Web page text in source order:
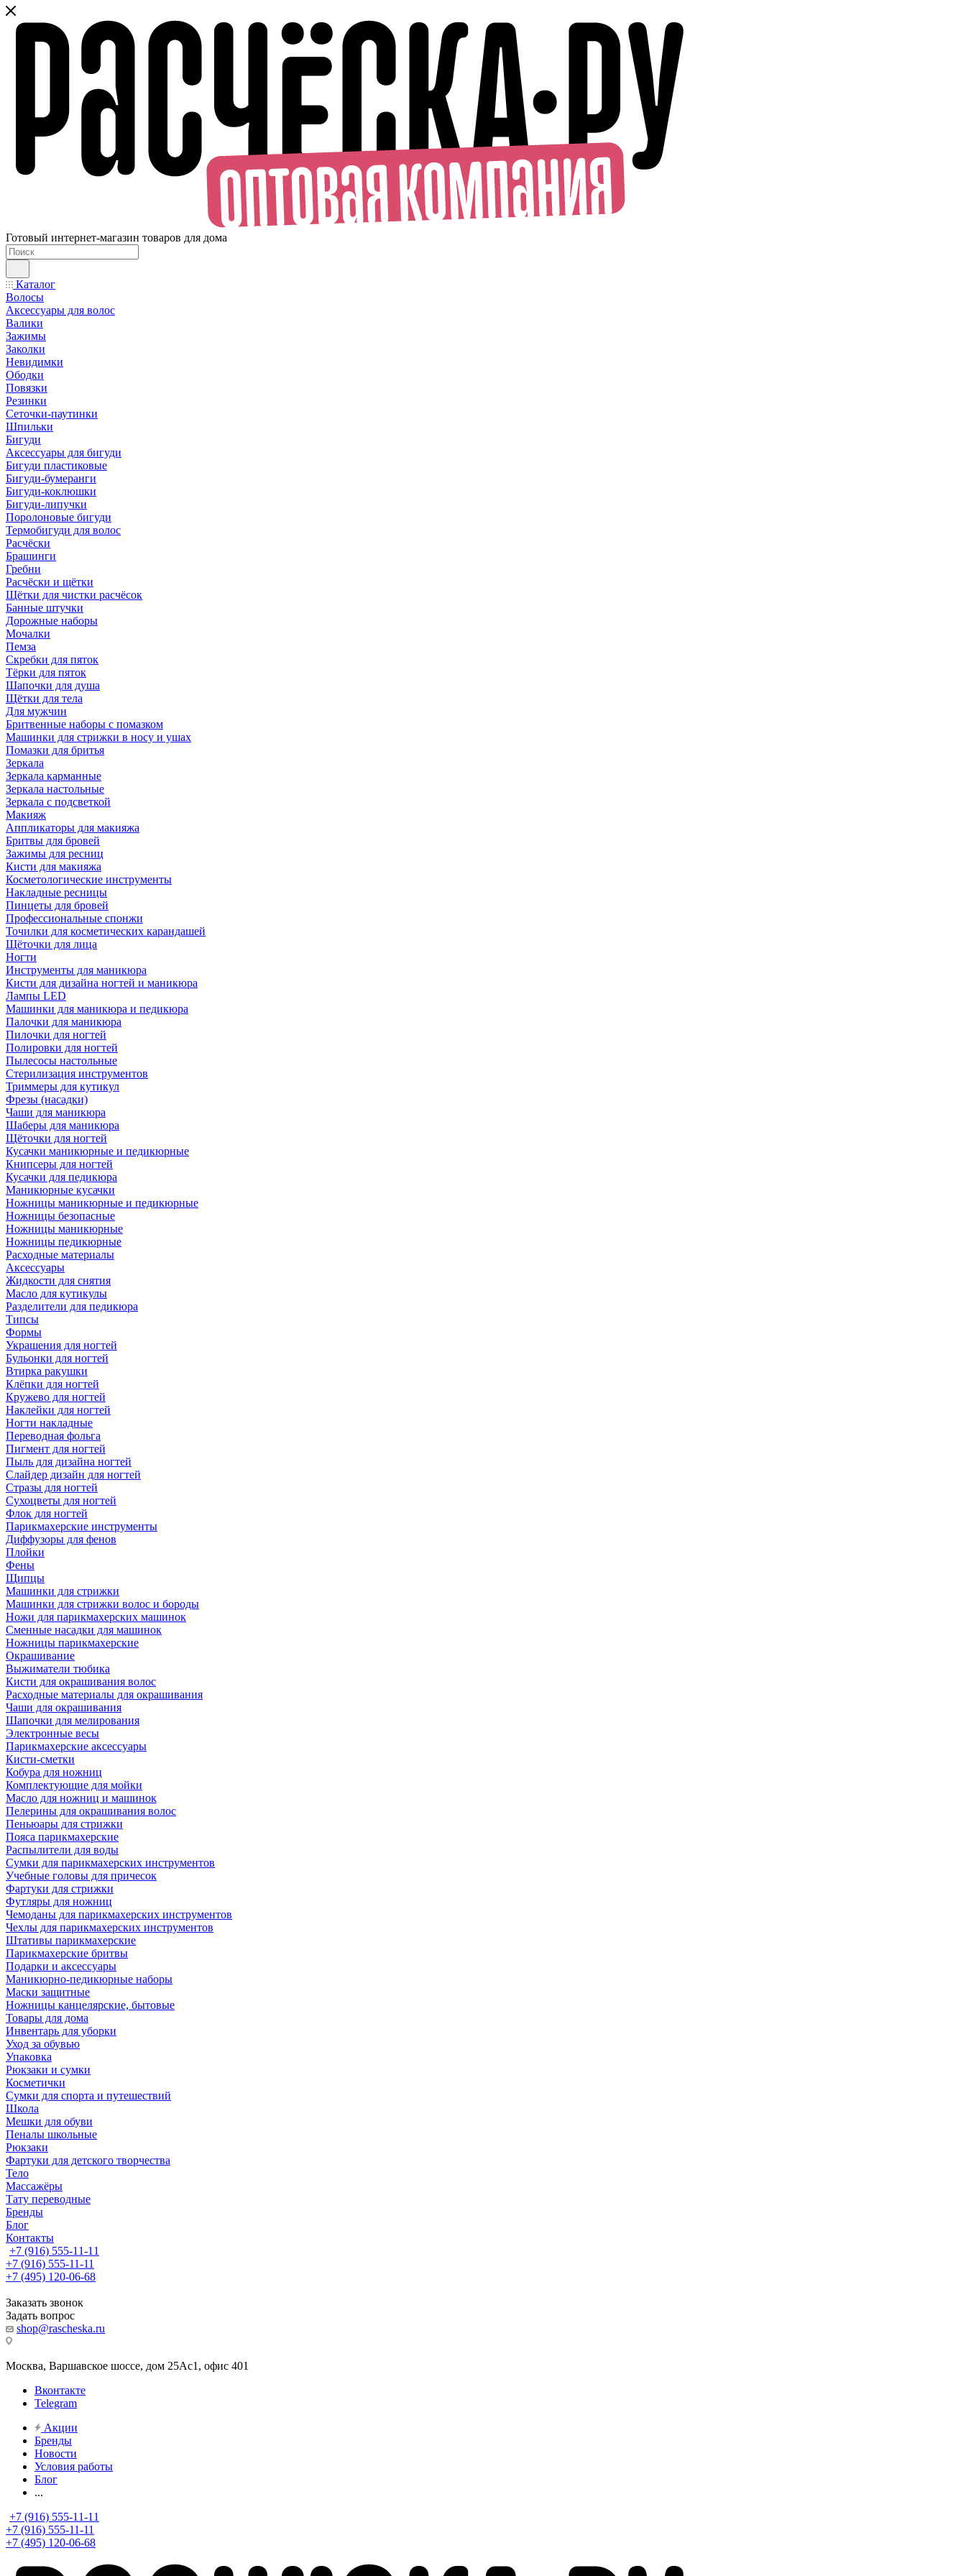
Готовый интернет-магазин товаров для дома
Каталог
Волосы
Аксессуары для волос
Валики
Зажимы
Заколки
Невидимки
Ободки
Повязки
Резинки
Сеточки-паутинки
Шпильки
Бигуди
Аксессуары для бигуди
Бигуди пластиковые
Бигуди-бумеранги
Бигуди-коклюшки
Бигуди-липучки
Поролоновые бигуди
Термобигуди для волос
Расчёски
Брашинги
Гребни
Расчёски и щётки
Щётки для чистки расчёсок
Банные штучки
Дорожные наборы
Мочалки
Пемза
Скребки для пяток
Тёрки для пяток
Шапочки для душа
Щётки для тела
Для мужчин
Бритвенные наборы с помазком
Машинки для стрижки в носу и ушах
Помазки для бритья
Зеркала
Зеркала карманные
Зеркала настольные
Зеркала с подсветкой
Макияж
Аппликаторы для макияжа
Бритвы для бровей
Зажимы для ресниц
Кисти для макияжа
Косметологические инструменты
Накладные ресницы
Пинцеты для бровей
Профессиональные спонжи
Точилки для косметических карандашей
Щёточки для лица
Ногти
Инструменты для маникюра
Кисти для дизайна ногтей и маникюра
Лампы LED
Машинки для маникюра и педикюра
Палочки для маникюра
Пилочки для ногтей
Полировки для ногтей
Пылесосы настольные
Стерилизация инструментов
Триммеры для кутикул
Фрезы (насадки)
Чаши для маникюра
Шаберы для маникюра
Щёточки для ногтей
Кусачки маникюрные и педикюрные
Книпсеры для ногтей
Кусачки для педикюра
Маникюрные кусачки
Ножницы маникюрные и педикюрные
Ножницы безопасные
Ножницы маникюрные
Ножницы педикюрные
Расходные материалы
Аксессуары
Жидкости для снятия
Масло для кутикулы
Разделители для педикюра
Типсы
Формы
Украшения для ногтей
Бульонки для ногтей
Втирка ракушки
Клёпки для ногтей
Кружево для ногтей
Наклейки для ногтей
Ногти накладные
Переводная фольга
Пигмент для ногтей
Пыль для дизайна ногтей
Слайдер дизайн для ногтей
Стразы для ногтей
Сухоцветы для ногтей
Флок для ногтей
Парикмахерские инструменты
Диффузоры для фенов
Плойки
Фены
Щипцы
Машинки для стрижки
Машинки для стрижки волос и бороды
Ножи для парикмахерских машинок
Сменные насадки для машинок
Ножницы парикмахерские
Окрашивание
Выжиматели тюбика
Кисти для окрашивания волос
Расходные материалы для окрашивания
Чаши для окрашивания
Шапочки для мелирования
Электронные весы
Парикмахерские аксессуары
Кисти-сметки
Кобура для ножниц
Комплектующие для мойки
Масло для ножниц и машинок
Пелерины для окрашивания волос
Пеньюары для стрижки
Пояса парикмахерские
Распылители для воды
Сумки для парикмахерских инструментов
Учебные головы для причесок
Фартуки для стрижки
Футляры для ножниц
Чемоданы для парикмахерских инструментов
Чехлы для парикмахерских инструментов
Штативы парикмахерские
Парикмахерские бритвы
Подарки и аксессуары
Маникюрно-педикюрные наборы
Маски защитные
Ножницы канцелярские, бытовые
Товары для дома
Инвентарь для уборки
Уход за обувью
Упаковка
Рюкзаки и сумки
Косметички
Сумки для спорта и путешествий
Школа
Мешки для обуви
Пеналы школьные
Рюкзаки
Фартуки для детского творчества
Тело
Массажёры
Тату переводные
Бренды
Блог
Контакты
+7 (916) 555-11-11
+7 (916) 555-11-11
+7 (495) 120-06-68
Заказать звонок
Задать вопрос
shop@rascheska.ru
Москва, Варшавское шоссе, дом 25Аc1, офис 401
Вконтакте
Telegram
Акции
Бренды
Новости
Условия работы
Блог
...
+7 (916) 555-11-11
+7 (916) 555-11-11
+7 (495) 120-06-68